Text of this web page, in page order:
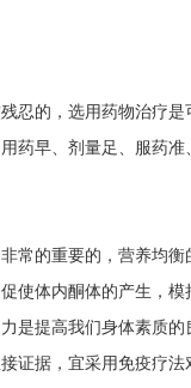
忍的，选用药物治疗
药早、剂量足、服药
常的重要的，营养均
使体内酮体的产生，
是提高我们身体素质
证据，宜采用免疫疗